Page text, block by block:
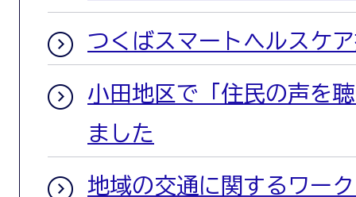
つくばスマートヘルスケ
小田地区で「住民の声を
ました
地域の交通に関するワー